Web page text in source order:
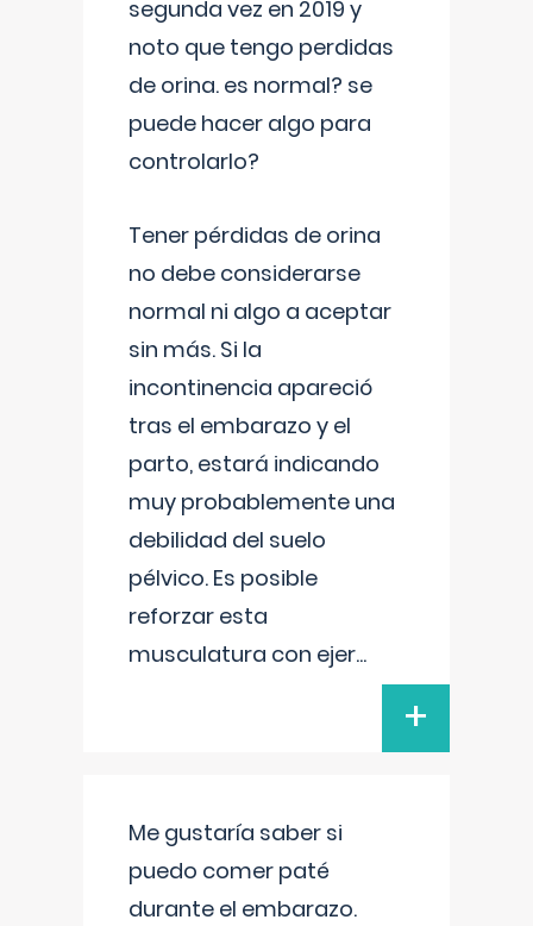
segunda vez en 2019 y
noto que tengo perdidas
de orina. es normal? se
puede hacer algo para
controlarlo?
Tener pérdidas de orina
no debe considerarse
normal ni algo a aceptar
sin más. Si la
incontinencia apareció
tras el embarazo y el
parto, estará indicando
muy probablemente una
debilidad del suelo
pélvico. Es posible
reforzar esta
musculatura con ejer...
+
Me gustaría saber si
puedo comer paté
durante el embarazo.